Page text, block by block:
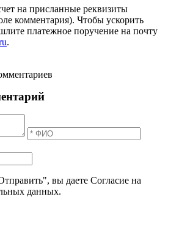
на присланные реквизиты
комментария). Чтобы ускорить
платежное поручение на почту
.
вы даете Согласие на
данных.